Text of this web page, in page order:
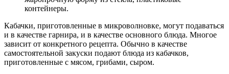
контейнеры.
Кабачки, приготовленные в микроволновке, могут подаваться
и в качестве гарнира, и в качестве основного блюда. Многое
зависит от конкретного рецепта. Обычно в качестве
самостоятельной закуски подают блюда из кабачков,
приготовленные с мясом, грибами, сыром.